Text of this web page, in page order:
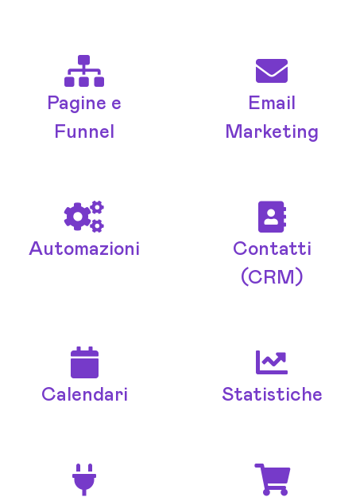
Pagine e
Funnel
Email
Marketing
Automazioni
Contatti
(CRM)
Calendari Statistiche